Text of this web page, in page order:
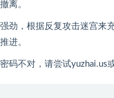
离。
劲，根据反复攻击迷宫来
进。
码不对，请尝试yuzhai.us